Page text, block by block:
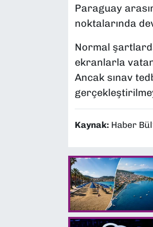
Paraguay
noktalarında
Normal
ekranlarla
Ancak sınav
Kaynak: Haber